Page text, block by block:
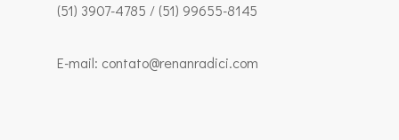
(51) 3907-4785 / (51) 99655-8145
E-mail: contato@renanradici.com